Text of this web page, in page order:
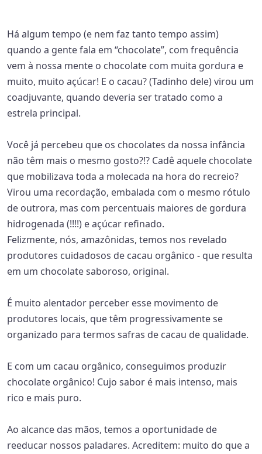
Há algum tempo (e nem faz tanto tempo assim)
quando a gente fala em “chocolate”, com frequência
vem à nossa mente o chocolate com muita gordura e
muito, muito açúcar! E o cacau? (Tadinho dele) virou um
coadjuvante, quando deveria ser tratado como a
estrela principal.
Você já percebeu que os chocolates da nossa infância
não têm mais o mesmo gosto?!? Cadê aquele chocolate
que mobilizava toda a molecada na hora do recreio?
Virou uma recordação, embalada com o mesmo rótulo
de outrora, mas com percentuais maiores de gordura
hidrogenada (!!!!) e açúcar refinado.
Felizmente, nós, amazônidas, temos nos revelado
produtores cuidadosos de cacau orgânico - que resulta
em um chocolate saboroso, original.
É muito alentador perceber esse movimento de
produtores locais, que têm progressivamente se
organizado para termos safras de cacau de qualidade.
E com um cacau orgânico, conseguimos produzir
chocolate orgânico! Cujo sabor é mais intenso, mais
rico e mais puro.
Ao alcance das mãos, temos a oportunidade de
reeducar nossos paladares. Acreditem: muito do que a